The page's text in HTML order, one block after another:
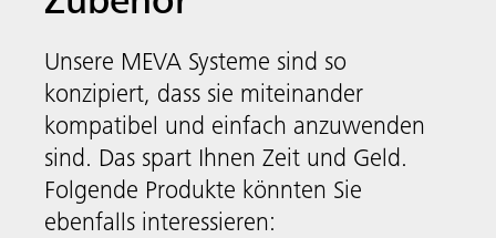
Unsere MEVA Systeme sind so
konzipiert, dass sie miteinander
kompatibel und einfach anzuwenden
sind. Das spart Ihnen Zeit und Geld.
Folgende Produkte könnten Sie
ebenfalls interessieren: